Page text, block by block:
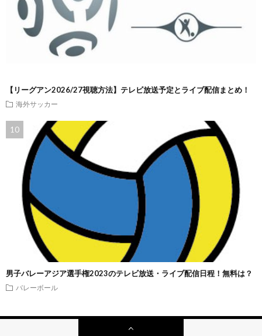
【リーグアン2026/27視聴方法】テレビ放送予定とライブ配信まとめ！
海外サッカー
男子バレーアジア選手権2023のテレビ放送・ライブ配信日程！無料は？
バレーボール